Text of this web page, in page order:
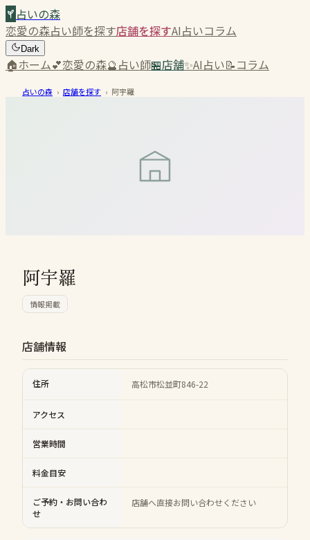
占いの森
恋愛の森占い師を探す店舗を探すAI占いコラム
Dark
🏠ホーム💕恋愛の森🔮占い師🏪店舗✨AI占い📝コラム
占いの森 › 店舗を探す › 阿宇羅
阿宇羅
情報掲載
店舗情報
住所 高松市松並町846-22
アクセス
営業時間
料金目安
ご予約・お問い合わ
せ
店舗へ直接お問い合わせください